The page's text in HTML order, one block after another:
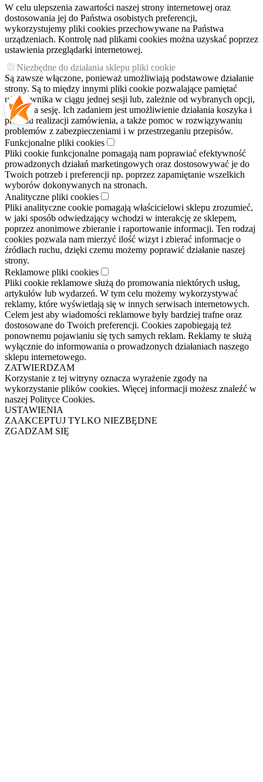
W celu ulepszenia zawartości naszej strony internetowej oraz
dostosowania jej do Państwa osobistych preferencji,
wykorzystujemy pliki cookies przechowywane na Państwa
urządzeniach. Kontrolę nad plikami cookies można uzyskać poprzez
ustawienia przeglądarki internetowej.
Niezbędne do działania sklepu pliki cookie
Są zawsze włączone, ponieważ umożliwiają podstawowe działanie
strony. Są to między innymi pliki cookie pozwalające pamiętać
użytkownika w ciągu jednej sesji lub, zależnie od wybranych opcji,
z sesji na sesję. Ich zadaniem jest umożliwienie działania koszyka i
procesu realizacji zamówienia, a także pomoc w rozwiązywaniu
problemów z zabezpieczeniami i w przestrzeganiu przepisów.
Funkcjonalne pliki cookies
Pliki cookie funkcjonalne pomagają nam poprawiać efektywność
prowadzonych działań marketingowych oraz dostosowywać je do
Twoich potrzeb i preferencji np. poprzez zapamiętanie wszelkich
wyborów dokonywanych na stronach.
Analityczne pliki cookies
Pliki analityczne cookie pomagają właścicielowi sklepu zrozumieć,
w jaki sposób odwiedzający wchodzi w interakcję ze sklepem,
poprzez anonimowe zbieranie i raportowanie informacji. Ten rodzaj
cookies pozwala nam mierzyć ilość wizyt i zbierać informacje o
źródłach ruchu, dzięki czemu możemy poprawić działanie naszej
strony.
Reklamowe pliki cookies
Pliki cookie reklamowe służą do promowania niektórych usług,
artykułów lub wydarzeń. W tym celu możemy wykorzystywać
reklamy, które wyświetlają się w innych serwisach internetowych.
Celem jest aby wiadomości reklamowe były bardziej trafne oraz
dostosowane do Twoich preferencji. Cookies zapobiegają też
ponownemu pojawianiu się tych samych reklam. Reklamy te służą
wyłącznie do informowania o prowadzonych działaniach naszego
sklepu internetowego.
ZATWIERDZAM
Korzystanie z tej witryny oznacza wyrażenie zgody na
wykorzystanie plików cookies. Więcej informacji możesz znaleźć w
naszej Polityce Cookies.
USTAWIENIA
ZAAKCEPTUJ TYLKO NIEZBĘDNE
ZGADZAM SIĘ